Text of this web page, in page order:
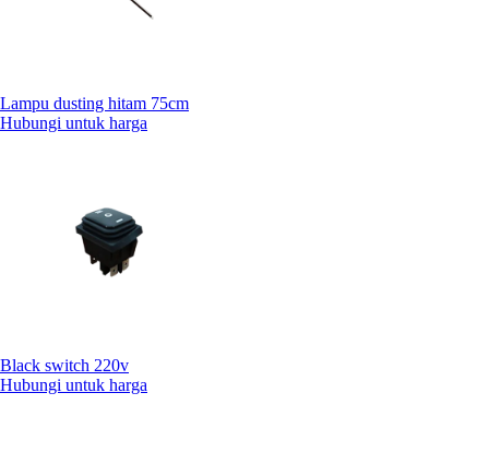
Lampu dusting hitam 75cm
Hubungi untuk harga
Black switch 220v
Hubungi untuk harga